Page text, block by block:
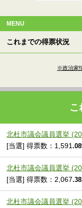
MENU
これまでの得票状況
※政治家
こ
北杜市議会議員選挙
[当選] 得票数：1,591
北杜市議会議員選挙
[当選] 得票数：2,067
北杜市議会議員選挙